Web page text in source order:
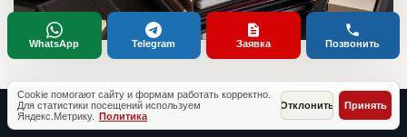
Cookie помогают сайту и формам работать корректно.
Для статистики посещений используем
Яндекс.Метрику. Политика
Отклонить Принять
WhatsApp Telegram Заявка Позвонить